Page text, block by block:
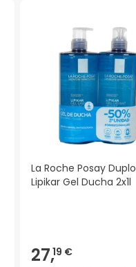
La Roche Posay Duplo
Lipikar Gel Ducha 2x1l
27,19 €